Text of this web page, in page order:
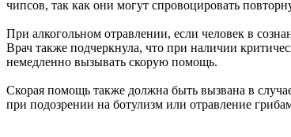
чипсов, так как они могут спровоцировать
При алкогольном отравлении, если человек в
Врач также подчеркнула, что при наличии
немедленно вызывать скорую помощь.
Скорая помощь также должна быть вызвана в
при подозрении на ботулизм или отравление